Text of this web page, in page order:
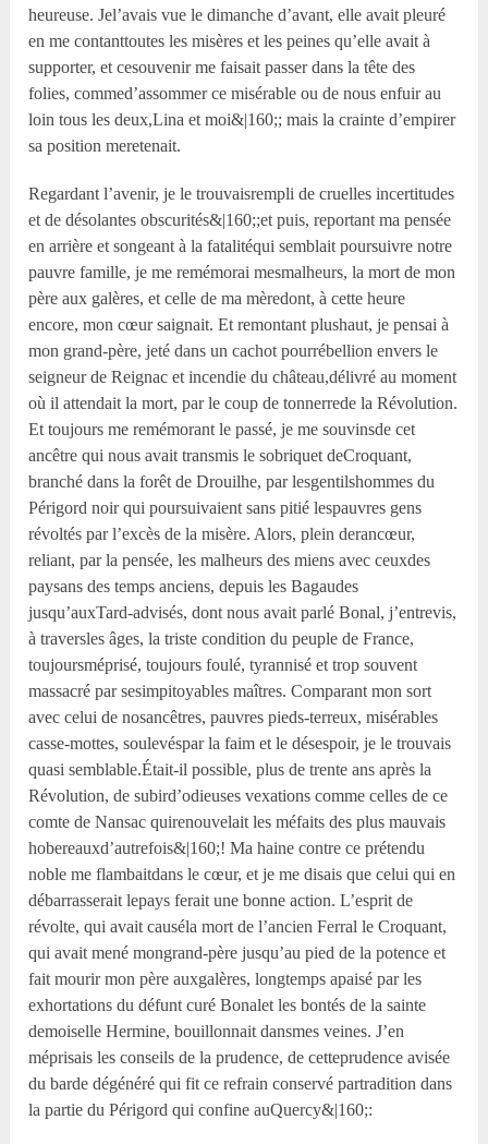
heureuse. Jel’avais vue le dimanche d’avant, elle avait pleuré
en me contanttoutes les misères et les peines qu’elle avait à
supporter, et cesouvenir me faisait passer dans la tête des
folies, commed’assommer ce misérable ou de nous enfuir au
loin tous les deux,Lina et moi&|160;; mais la crainte d’empirer
sa position meretenait.
Regardant l’avenir, je le trouvaisrempli de cruelles incertitudes
et de désolantes obscurités&|160;;et puis, reportant ma pensée
en arrière et songeant à la fatalitéqui semblait poursuivre notre
pauvre famille, je me remémorai mesmalheurs, la mort de mon
père aux galères, et celle de ma mèredont, à cette heure
encore, mon cœur saignait. Et remontant plushaut, je pensai à
mon grand-père, jeté dans un cachot pourrébellion envers le
seigneur de Reignac et incendie du château,délivré au moment
où il attendait la mort, par le coup de tonnerrede la Révolution.
Et toujours me remémorant le passé, je me souvinsde cet
ancêtre qui nous avait transmis le sobriquet deCroquant,
branché dans la forêt de Drouilhe, par lesgentilshommes du
Périgord noir qui poursuivaient sans pitié lespauvres gens
révoltés par l’excès de la misère. Alors, plein derancœur,
reliant, par la pensée, les malheurs des miens avec ceuxdes
paysans des temps anciens, depuis les Bagaudes
jusqu’auxTard-advisés, dont nous avait parlé Bonal, j’entrevis,
à traversles âges, la triste condition du peuple de France,
toujoursméprisé, toujours foulé, tyrannisé et trop souvent
massacré par sesimpitoyables maîtres. Comparant mon sort
avec celui de nosancêtres, pauvres pieds-terreux, misérables
casse-mottes, soulevéspar la faim et le désespoir, je le trouvais
quasi semblable.Était-il possible, plus de trente ans après la
Révolution, de subird’odieuses vexations comme celles de ce
comte de Nansac quirenouvelait les méfaits des plus mauvais
hobereauxd’autrefois&|160;! Ma haine contre ce prétendu
noble me flambaitdans le cœur, et je me disais que celui qui en
débarrasserait lepays ferait une bonne action. L’esprit de
révolte, qui avait causéla mort de l’ancien Ferral le Croquant,
qui avait mené mongrand-père jusqu’au pied de la potence et
fait mourir mon père auxgalères, longtemps apaisé par les
exhortations du défunt curé Bonalet les bontés de la sainte
demoiselle Hermine, bouillonnait dansmes veines. J’en
méprisais les conseils de la prudence, de cetteprudence avisée
du barde dégénéré qui fit ce refrain conservé partradition dans
la partie du Périgord qui confine auQuercy&|160;: